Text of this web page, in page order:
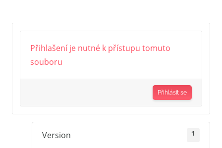
Přihlašení je nutné k přístupu tomuto
souboru
Přihlásit se
Version 1